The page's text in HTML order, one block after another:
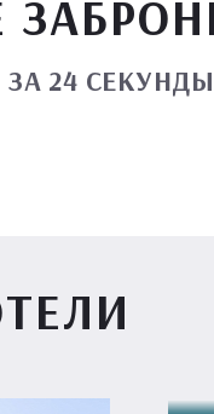
24 СЕКУНДЫ